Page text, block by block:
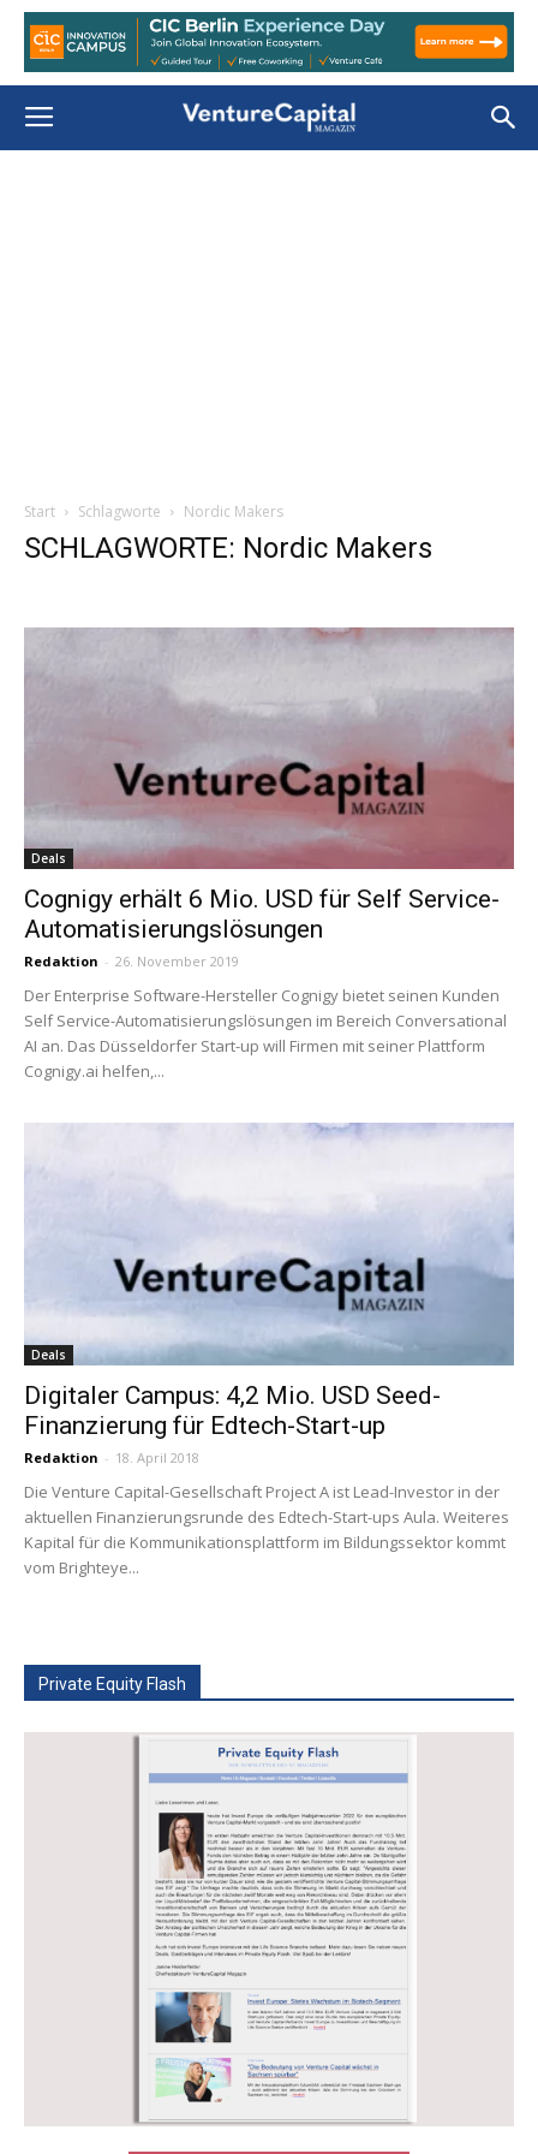
Start Schlagworte Nordic Makers
SCHLAGWORTE: Nordic Makers
Deals
Cognigy erhält 6 Mio. USD für Self Service-
Automatisierungslösungen
Redaktion - 26. November 2019
Der Enterprise Software-Hersteller Cognigy bietet seinen Kunden
Self Service-Automatisierungslösungen im Bereich Conversational
AI an. Das Düsseldorfer Start-up will Firmen mit seiner Plattform
Cognigy.ai helfen,...
Deals
Digitaler Campus: 4,2 Mio. USD Seed-
Finanzierung für Edtech-Start-up
Redaktion - 18. April 2018
Die Venture Capital-Gesellschaft Project A ist Lead-Investor in der
aktuellen Finanzierungsrunde des Edtech-Start-ups Aula. Weiteres
Kapital für die Kommunikationsplattform im Bildungssektor kommt
vom Brighteye...
Private Equity Flash